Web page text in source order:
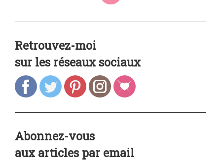
Retrouvez-moi
sur les réseaux sociaux
Abonnez-vous
aux articles par email